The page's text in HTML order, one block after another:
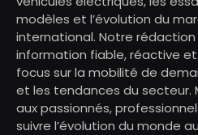
modèles et l’évolution du
international. Notre
information fiable, réactive
focus sur la mobilité de
et les tendances du secteur.
aux passionnés,
suivre l’évolution du monde